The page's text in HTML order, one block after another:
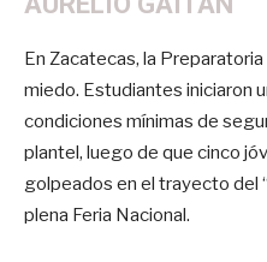
En Zacatecas, la
miedo. Estudiantes iniciaron
condiciones mínimas de
plantel, luego de que cinco
golpeados en el trayecto del
plena Feria Nacional.